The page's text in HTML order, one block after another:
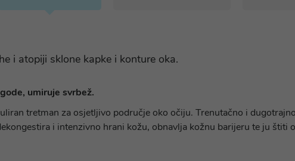
i atopiji sklone kapke i konture oka.
umiruje svrbež.
tretman za osjetljivo područje oko očiju. Trenutačno i
i intenzivno hrani kožu, obnavlja kožnu barijeru te ju